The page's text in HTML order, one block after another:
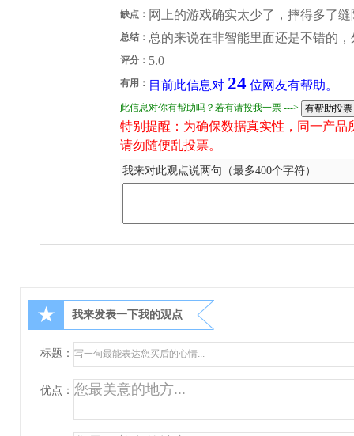
缺点： 网上的游戏确实太少了，摔得多了
总结： 总的来说在非智能里面还是不错的
评分： 5.0
有用： 目前此信息对 24 位网友有帮助。
此信息对你有帮助吗？若有请投我一票 --->
特别提醒：为确保数据真实性，同一产
请勿随便乱投票。
我来对此观点说两句（最多400个字符）
★ 我来发表一下我的观点
标题：
优点：